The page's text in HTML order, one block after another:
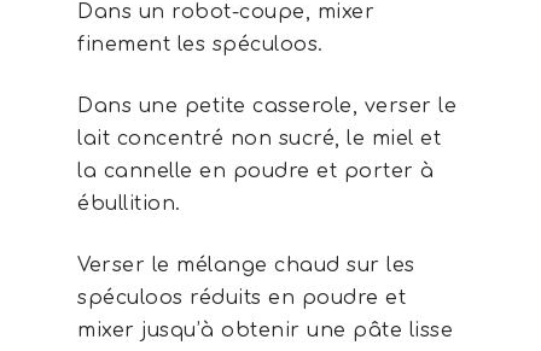
Dans un robot-coupe, mixer
finement les spéculoos.
Dans une petite casserole, verser le
lait concentré non sucré, le miel et
la cannelle en poudre et porter à
ébullition.
Verser le mélange chaud sur les
spéculoos réduits en poudre et
mixer jusqu’à obtenir une pâte lisse